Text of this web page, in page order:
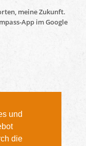
und
die
meine Zukunft.
App im Google